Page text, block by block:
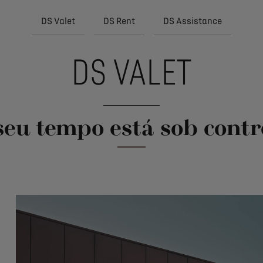
DS Valet DS Rent DS Assistance
DS VALET
tempo está sob